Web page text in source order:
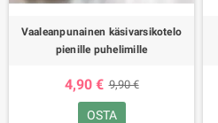
Vaaleanpunainen käsivarsikotelo
pienille puhelimille
4,90 € 9,90 €
OSTA